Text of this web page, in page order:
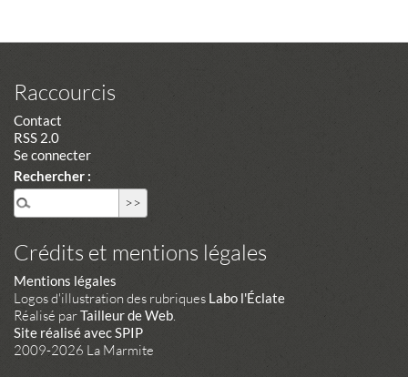
Raccourcis
Contact
RSS 2.0
Se connecter
Rechercher :
Crédits et mentions légales
Mentions légales
Logos d'illustration des rubriques Labo l'Éclate
Réalisé parTailleur de Web.
Site réalisé avec SPIP
2009-2026 La Marmite